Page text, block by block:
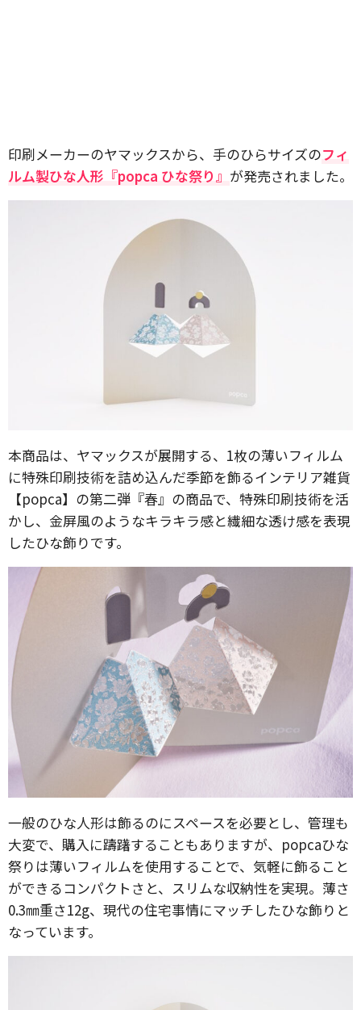
印刷メーカーのヤマックスから、手のひらサイズのフィ
ルム製ひな人形『popca ひな祭り』 が発売されました。
本商品は、ヤマックスが展開する、1枚の薄いフィルム
に特殊印刷技術を詰め込んだ季節を飾るインテリア雑貨
【popca】の第二弾『春』の商品で、特殊印刷技術を活
かし、金屏風のようなキラキラ感と繊細な透け感を表現
したひな飾りです。
一般のひな人形は飾るのにスペースを必要とし、管理も
大変で、購入に躊躇することもありますが、popcaひな
祭りは薄いフィルムを使用することで、気軽に飾ること
ができるコンパクトさと、スリムな収納性を実現。薄さ
0.3㎜重さ12g、現代の住宅事情にマッチしたひな飾りと
なっています。